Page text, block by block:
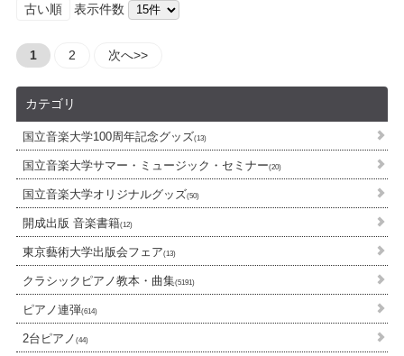
カテゴリ
国立音楽大学100周年記念グッズ(13)
国立音楽大学サマー・ミュージック・セミナー(20)
国立音楽大学オリジナルグッズ(50)
開成出版 音楽書籍(12)
東京藝術大学出版会フェア(13)
クラシックピアノ教本・曲集(5191)
ピアノ連弾(614)
2台ピアノ (44)
古い順 表示件数
1 2 次へ>>